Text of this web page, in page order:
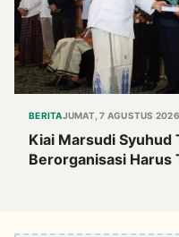
BERITAJUMAT, 7 AGUSTUS
Kiai Marsudi Syuhud
Berorganisasi Harus